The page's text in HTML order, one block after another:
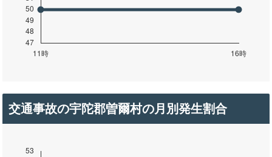
交通事故の宇陀郡曽爾村の月別発生割合